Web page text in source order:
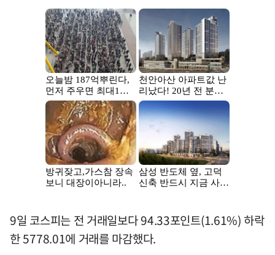
9일 코스피는 전 거래일보다 94.33포인트(1.61%) 하락
한 5778.01에 거래를 마감했다.